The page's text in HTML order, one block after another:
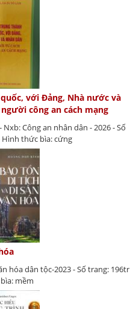
với Đảng, Nhà nước và
công an cách mạng
Nxb: Công an nhân dân - 2026 - Số
Hình thức bìa: cứng
hóa dân tộc-2023 - Số trang: 196tr
mềm